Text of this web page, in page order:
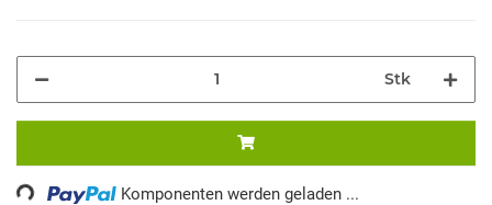
Stk
Loading... Komponenten werden geladen ...